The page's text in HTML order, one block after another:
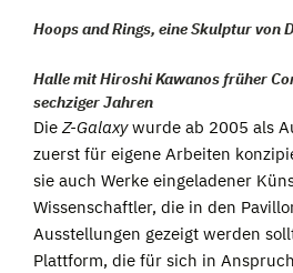
Hoops and Rings, eine Skulptur von
Halle mitHiroshiKawanos früher
sechziger Jahren
DieZ-Galaxywurde ab 2005 als
zuerst für eigene Arbeiten
sie auch Werke eingeladener
Wissenschaftler, die in den
Ausstellungen gezeigt werden
Plattform, die für sich in